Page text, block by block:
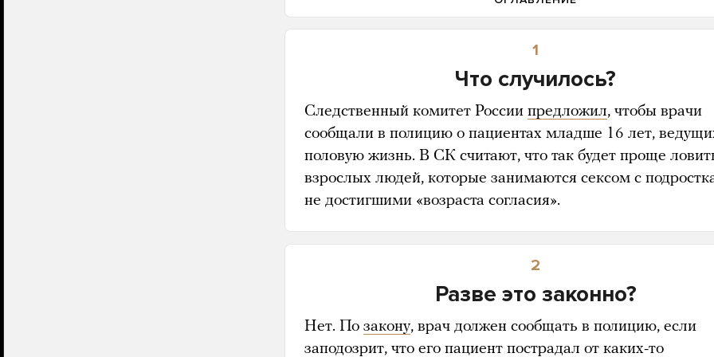
1
Что случилось?
Следственный комитет России предложил, чтобы врачи
сообщали в полицию о пациентах младше 16 лет,
половую жизнь. В СК считают, что так будет проще
взрослых людей, которые занимаются сексом с
не достигшими «возраста согласия».
2
Разве это законно?
Нет. По закону, врач должен сообщать в полицию, если
заподозрит, что его пациент пострадал от каких-то